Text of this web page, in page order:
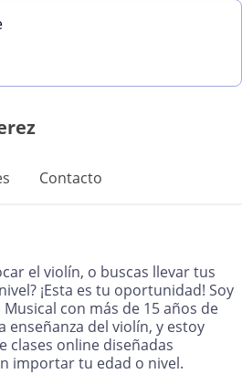
Contacto
el violín, o buscas llevar tus
¡Esta es tu oportunidad! Soy
con más de 15 años de
enseñanza del violín, y estoy
clases online diseñadas
importar tu edad o nivel.